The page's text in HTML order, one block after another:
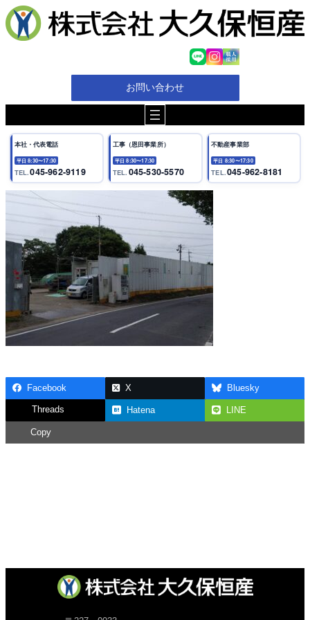
内
容
を
お問い合わせ
本社・代表電話
平日 8:30〜17:30
TEL.045-962-9119
工事（恩田事業所）
平日 8:30〜17:30
TEL. 045-530-5570
不動産事業部
平日 8:30〜17:30
TEL.045-962-8181
Facebook X Bluesky
Threads Hatena LINE
Copy